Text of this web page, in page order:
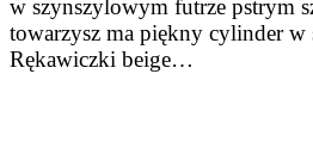
w szynszylowym futrze pstrym
towarzysz ma piękny cylinder w
Rękawiczki beige…